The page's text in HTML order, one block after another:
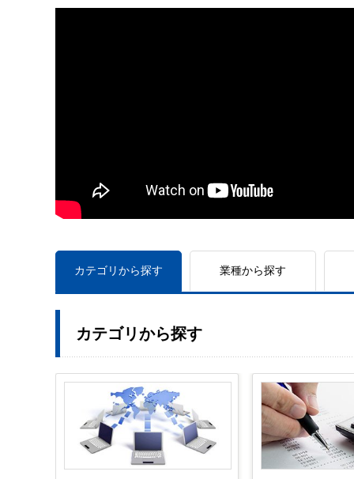
カテゴリから探す 業種から探す
カテゴリから探す